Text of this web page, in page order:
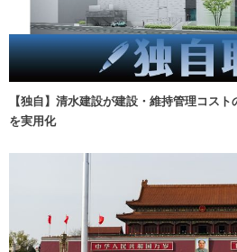
【独自】清水建設が建設・維持管理コス
を実用化